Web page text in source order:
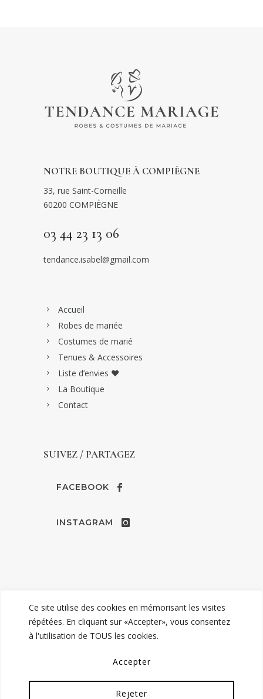
Ce site utilise des cookies en mémorisant les visites
répétées. En cliquant sur «Accepter», vous consentez
à l'utilisation de TOUS les cookies.
Rejeter
Accepter
NOTRE BOUTIQUE À COMPIÈGNE
33, rue Saint-Corneille
60200 COMPIÈGNE
03 44 23 13 06
tendance.isabel@gmail.com
Accueil
Robes de mariée
Costumes de marié
Tenues & Accessoires
Liste d’envies ♥
La Boutique
Contact
SUIVEZ / PARTAGEZ
FACEBOOK
INSTAGRAM
COSTUMES DE MARIAGE À COMPIÈGNE -